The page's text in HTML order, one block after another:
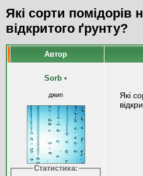
Які сорти помідорів
відкритого ґрунту?
Автор
Sorb •
джип
Статистика:
Які